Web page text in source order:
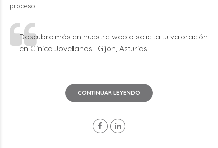
proceso.
Descubre más en nuestra web o solicita tu valoración
en Clínica Jovellanos · Gijón, Asturias.
CONTINUAR LEYENDO